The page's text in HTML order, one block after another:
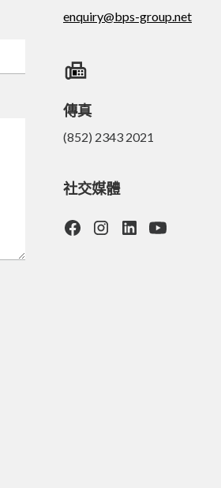
enquiry@bps-group.net
傳真
(852) 2343 2021
社交媒體